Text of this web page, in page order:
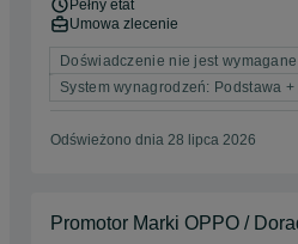
Pełny etat
Umowa zlecenie
Doświadczenie nie jest wymagane
System wynagrodzeń: Podstawa
Odświeżono dnia 28 lipca 2026
Promotor Marki OPPO /